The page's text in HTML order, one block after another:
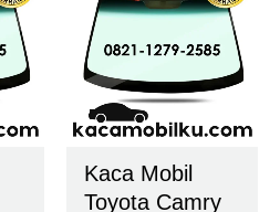
Kaca Mobil
Toyota Camry